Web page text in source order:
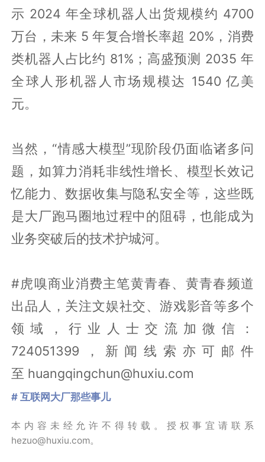
示 2024 年全球机器人出货规模约 4700
万台，未来 5 年复合增长率超 20%，消费
类机器人占比约 81%；高盛预测 2035 年
全球人形机器人市场规模达 1540 亿美
元。
当然，“情感大模型”现阶段仍面临诸多问
题，如算力消耗非线性增长、模型长效记
忆能力、数据收集与隐私安全等，这些既
是大厂跑马圈地过程中的阻碍，也能成为
业务突破后的技术护城河。
#虎嗅商业消费主笔黄青春、黄青春频道
出品人，关注文娱社交、游戏影音等多个
领域，行业人士交流加微信：
724051399，新闻线索亦可邮件
至 huangqingchun@huxiu.com
# 互联网大厂那些事儿
本内容未经允许不得转载。授权事宜请联系
hezuo@huxiu.com。